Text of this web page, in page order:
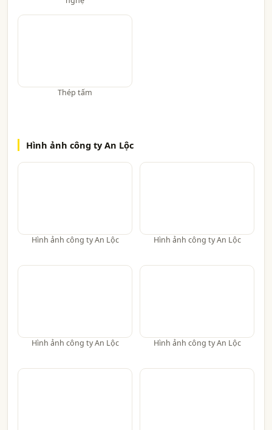
Thép tấm
Hình ảnh công ty An Lộc
Hình ảnh công ty An Lộc Hình ảnh công ty An Lộc
Hình ảnh công ty An Lộc Hình ảnh công ty An Lộc